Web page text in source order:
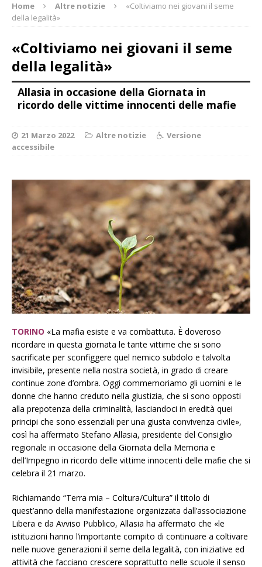
Home Altre notizie
«Coltiviamo nei giovani il seme
della legalità»
«Coltiviamo nei giovani il seme
della legalità»
Allasia in occasione della Giornata in
ricordo delle vittime innocenti delle mafie
21 Marzo 2022 Altre notizie
Versione
accessibile
TORINO «La mafia esiste e va combattuta. È doveroso
ricordare in questa giornata le tante vittime che si sono
sacrificate per sconfiggere quel nemico subdolo e talvolta
invisibile, presente nella nostra società, in grado di creare
continue zone d’ombra. Oggi commemoriamo gli uomini e le
donne che hanno creduto nella giustizia, che si sono opposti
alla prepotenza della criminalità, lasciandoci in eredità quei
principi che sono essenziali per una giusta convivenza civile»,
così ha affermato Stefano Allasia, presidente del Consiglio
regionale in occasione della Giornata della Memoria e
dell’Impegno in ricordo delle vittime innocenti delle mafie che si
celebra il 21 marzo.
Richiamando “Terra mia – Coltura/Cultura” il titolo di
quest’anno della manifestazione organizzata dall’associazione
Libera e da Avviso Pubblico, Allasia ha affermato che «le
istituzioni hanno l’importante compito di continuare a coltivare
nelle nuove generazioni il seme della legalità, con iniziative ed
attività che facciano crescere soprattutto nelle scuole il senso